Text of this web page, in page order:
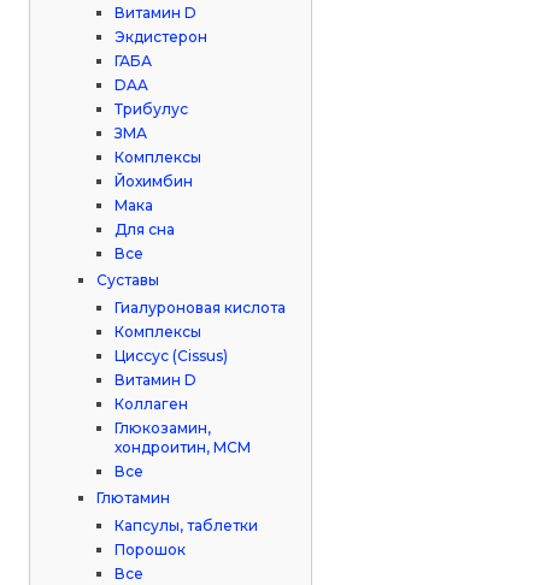
Витамин D
Экдистерон
ГАБА
DAA
Трибулус
ЗМА
Комплексы
Йохимбин
Мака
Для сна
Все
Суставы
Гиалуроновая кислота
Комплексы
Циссус (Cissus)
Витамин D
Коллаген
Глюкозамин,
хондроитин, МСМ
Все
Глютамин
Капсулы, таблетки
Порошок
Все